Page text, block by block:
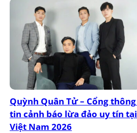
Quỳnh Quân Tử – Cổng thông
tin cảnh báo lừa đảo uy tín tại
Việt Nam 2026